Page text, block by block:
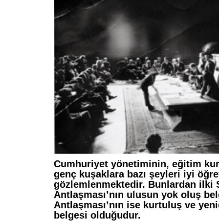
Cumhuriyet yönetiminin, eğitim
genç kuşaklara bazı şeyleri iyi
gözlemlenmektedir. Bunlardan ilki
Antlaşması’nın ulusun yok oluş
Antlaşması’nın ise kurtuluş ve
belgesi olduğudur.